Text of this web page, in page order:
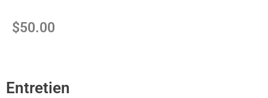
$50.00
Entretien